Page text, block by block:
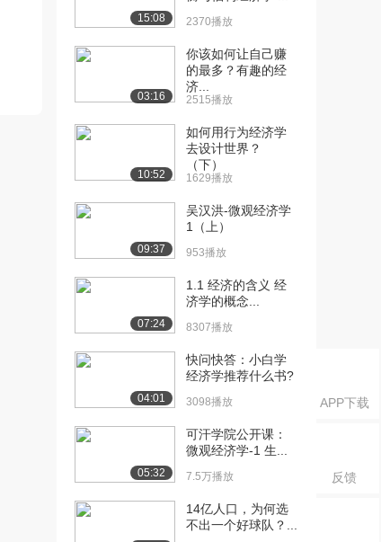
APP下载
反馈
[14] 技术经济学导论
12:57
[15] 技术经济学导论
待播放
（上）
（下）
（上）
（下）
[20] 技术创新第三讲
（上）
15:08 2370播放
03:16
你该如何让自己赚
的最多？有趣的经
济...
2515播放
10:52
如何用行为经济学
去设计世界？
（下）
1629播放
09:37
吴汉洪-微观经济学
1（上）
953播放
07:24
1.1 经济的含义 经
济学的概念...
8307播放
04:01
快问快答：小白学
经济学推荐什么书?
3098播放
05:32
可汗学院公开课：
微观经济学-1 生...
7.5万播放
14亿人口，为何选
不出一个好球队？...